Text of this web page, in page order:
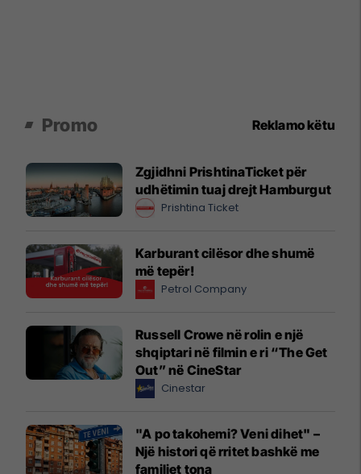
Promo Reklamo këtu
Zgjidhni PrishtinaTicket për
udhëtimin tuaj drejt Hamburgut
Prishtina Ticket
Karburant cilësor dhe shumë
më tepër!
Petrol Company
Russell Crowe në rolin e një
shqiptari në filmin e ri “The Get
Out” në CineStar
Cinestar
"A po takohemi? Veni dihet" –
Një histori që rritet bashkë me
familjet tona